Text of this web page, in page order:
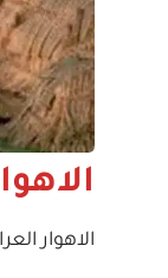
الاهوار